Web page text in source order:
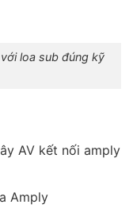
sub đúng kỹ
AV kết nối amply
Amply